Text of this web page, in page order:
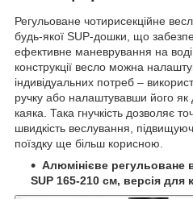
Регульоване чотирисекційне
будь-якої SUP-дошки, що
ефективне маневрування на
конструкції весло можна
індивідуальних потреб –
ручку або налаштувавши його
каяка. Така гнучкість дозволяє
швидкість веслування,
поїздку ще більш корисною.
Алюмінієве регульоване
SUP 165-210 см, версія для